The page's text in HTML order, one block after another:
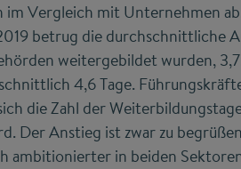
Vergleich mit Unternehmen
betrug die durchschnittliche
weitergebildet wurden,
4,6 Tage.
die Zahl der
Der Anstieg ist zwar zu
ambitionierter in beiden